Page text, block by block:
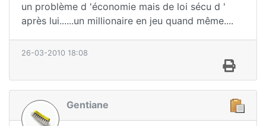
un problème d 'économie mais de loi sécu d '
après lui......un millionaire en jeu quand même....
26-03-2010 18:08
Gentiane